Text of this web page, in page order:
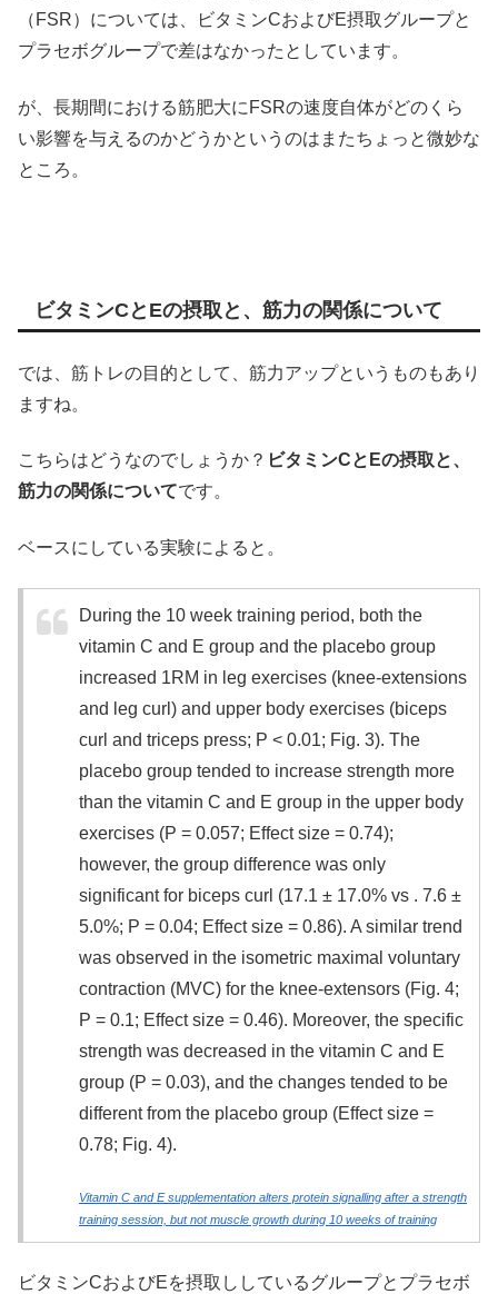
（FSR）については、ビタミンCおよびE摂取グループと
プラセボグループで差はなかったとしています。
が、長期間における筋肥大にFSRの速度自体がどのくら
い影響を与えるのかどうかというのはまたちょっと微妙な
ところ。
ビタミンCとEの摂取と、筋力の関係について
では、筋トレの目的として、筋力アップというものもあり
ますね。
こちらはどうなのでしょうか？ ビタミンCとEの摂取と、
筋力の関係についてです。
ベースにしている実験によると。
During the 10 week training period, both the
vitamin C and E group and the placebo group
increased 1RM in leg exercises (knee‐extensions
and leg curl) and upper body exercises (biceps
curl and triceps press; P < 0.01; Fig. 3). The
placebo group tended to increase strength more
than the vitamin C and E group in the upper body
exercises (P = 0.057; Effect size = 0.74);
however, the group difference was only
significant for biceps curl (17.1 ± 17.0% vs . 7.6 ±
5.0%; P = 0.04; Effect size = 0.86). A similar trend
was observed in the isometric maximal voluntary
contraction (MVC) for the knee‐extensors (Fig. 4;
P = 0.1; Effect size = 0.46). Moreover, the specific
strength was decreased in the vitamin C and E
group (P = 0.03), and the changes tended to be
different from the placebo group (Effect size =
0.78; Fig. 4).
Vitamin C and E supplementation alters protein signalling after a strength
training session, but not muscle growth during 10 weeks of training
ビタミンCおよびEを摂取ししているグループとプラセボ